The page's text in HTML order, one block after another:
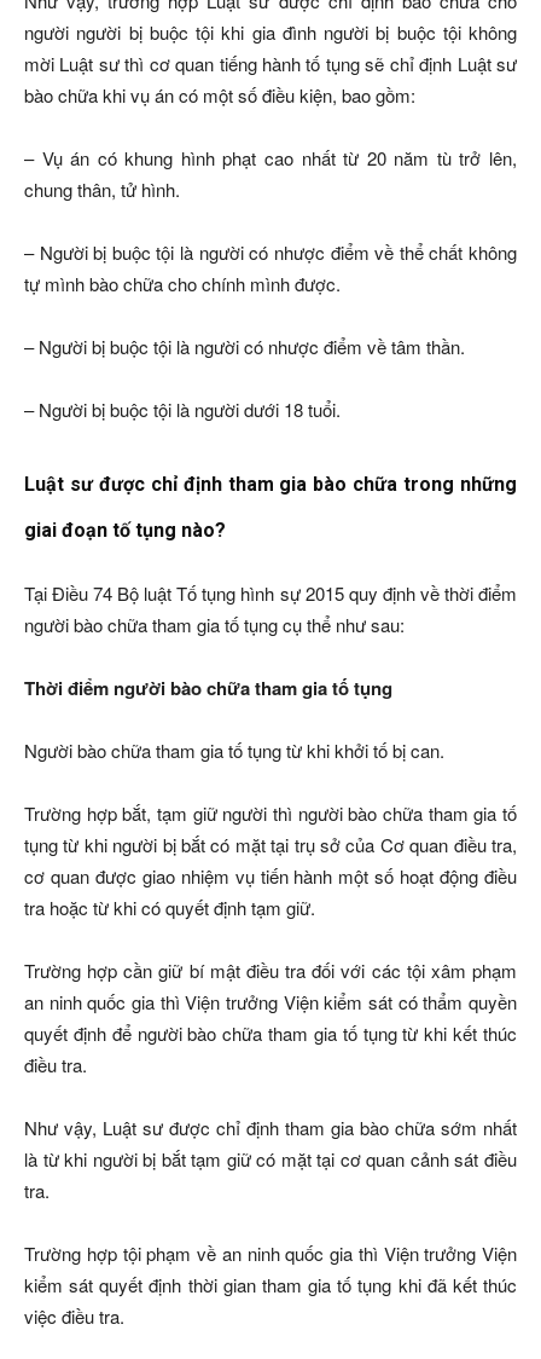
người người bị buộc tội khi gia đình người bị buộc tội không
mời Luật sư thì cơ quan tiếng hành tố tụng sẽ chỉ định Luật sư
bào chữa khi vụ án có một số điều kiện, bao gồm:
– Vụ án có khung hình phạt cao nhất từ 20 năm tù trở lên,
chung thân, tử hình.
– Người bị buộc tội là người có nhược điểm về thể chất không
tự mình bào chữa cho chính mình được.
– Người bị buộc tội là người có nhược điểm về tâm thần.
– Người bị buộc tội là người dưới 18 tuổi.
Luật sư được chỉ định tham gia bào chữa trong những
giai đoạn tố tụng nào?
Tại Điều 74 Bộ luật Tố tụng hình sự 2015 quy định về thời điểm
người bào chữa tham gia tố tụng cụ thể như sau:
Thời điểm người bào chữa tham gia tố tụng
Người bào chữa tham gia tố tụng từ khi khởi tố bị can.
Trường hợp bắt, tạm giữ người thì người bào chữa tham gia tố
tụng từ khi người bị bắt có mặt tại trụ sở của Cơ quan điều tra,
cơ quan được giao nhiệm vụ tiến hành một số hoạt động điều
tra hoặc từ khi có quyết định tạm giữ.
Trường hợp cần giữ bí mật điều tra đối với các tội xâm phạm
an ninh quốc gia thì Viện trưởng Viện kiểm sát có thẩm quyền
quyết định để người bào chữa tham gia tố tụng từ khi kết thúc
điều tra.
Như vậy, Luật sư được chỉ định tham gia bào chữa sớm nhất
là từ khi người bị bắt tạm giữ có mặt tại cơ quan cảnh sát điều
tra.
Trường hợp tội phạm về an ninh quốc gia thì Viện trưởng Viện
kiểm sát quyết định thời gian tham gia tố tụng khi đã kết thúc
việc điều tra.